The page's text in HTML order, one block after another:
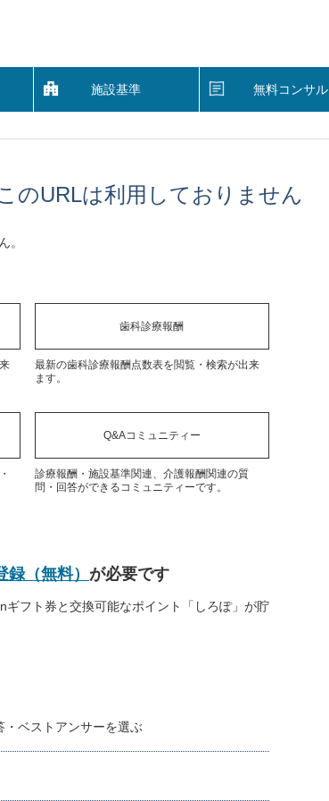
施設基準 無料コンサル
のURLは利用しておりません
。
歯科診療報酬
最新の歯科診療報酬点数表を閲覧・検索が出来
ます。
Q&Aコミュニティー
診療報酬・施設基準関連、介護報酬関連の質
問・回答ができるコミュニティーです。
録（無料） が必要です
フト券と交換可能なポイント「しろぽ」が貯
ベストアンサーを選ぶ